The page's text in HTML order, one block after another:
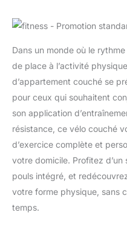
Dans un monde où le
de place à l’activité
d’appartement couché se
pour ceux qui souhaitent
son application
résistance, ce vélo couché
d’exercice complète et
votre domicile. Profitez
pouls intégré, et
votre forme physique, sans
temps.